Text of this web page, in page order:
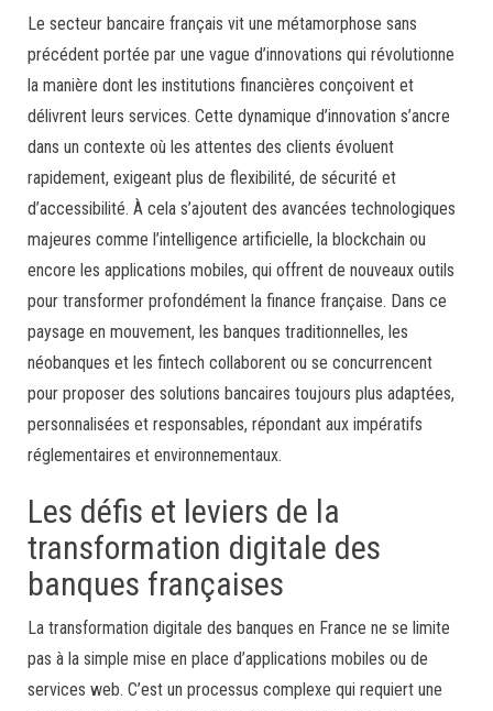
Le secteur bancaire français vit une métamorphose sans
précédent portée par une vague d’innovations qui révolutionne
la manière dont les institutions financières conçoivent et
délivrent leurs services. Cette dynamique d’innovation s’ancre
dans un contexte où les attentes des clients évoluent
rapidement, exigeant plus de flexibilité, de sécurité et
d’accessibilité. À cela s’ajoutent des avancées technologiques
majeures comme l’intelligence artificielle, la blockchain ou
encore les applications mobiles, qui offrent de nouveaux outils
pour transformer profondément la finance française. Dans ce
paysage en mouvement, les banques traditionnelles, les
néobanques et les fintech collaborent ou se concurrencent
pour proposer des solutions bancaires toujours plus adaptées,
personnalisées et responsables, répondant aux impératifs
réglementaires et environnementaux.
Les défis et leviers de la
transformation digitale des
banques françaises
La transformation digitale des banques en France ne se limite
pas à la simple mise en place d’applications mobiles ou de
services web. C’est un processus complexe qui requiert une